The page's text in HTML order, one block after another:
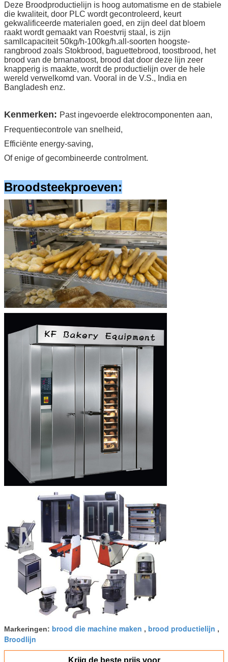
Deze Broodproductielijn is hoog automatisme en de stabiele
die kwaliteit, door PLC wordt gecontroleerd, keurt
gekwalificeerde materialen goed, en zijn deel dat bloem
raakt wordt gemaakt van Roestvrij staal, is zijn
samllcapaciteit 50kg/h-100kg/h.all-soorten hoogste-
rangbrood zoals Stokbrood, baguettebrood, toostbrood, het
brood van de brnanatoost, brood dat door deze lijn zeer
knapperig is maakte, wordt de productielijn over de hele
wereld verwelkomd van. Vooral in de V.S., India en
Bangladesh enz.
Kenmerken: Past ingevoerde elektrocomponenten aan,
Frequentiecontrole van snelheid,
Efficiënte energy-saving,
Of enige of gecombineerde controlment.
Broodsteekproeven:
Markeringen: brood die machine maken , brood productielijn ,
Broodlijn
Krijg de beste prijs voor